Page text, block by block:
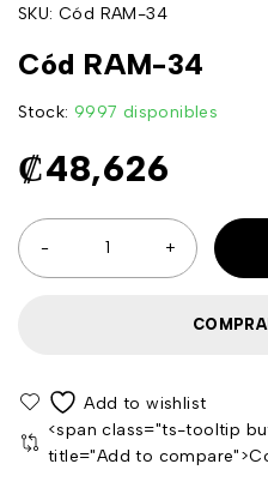
SKU: Cód RAM-34
Cód RAM-34
Stock: 9997 disponibles
₡48,626
<span class="ts-tooltip
title="Add to